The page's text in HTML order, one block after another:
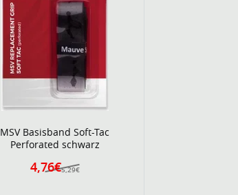
MSV Basisband Soft-Tac
Perforated schwarz
5,29€
4,76€